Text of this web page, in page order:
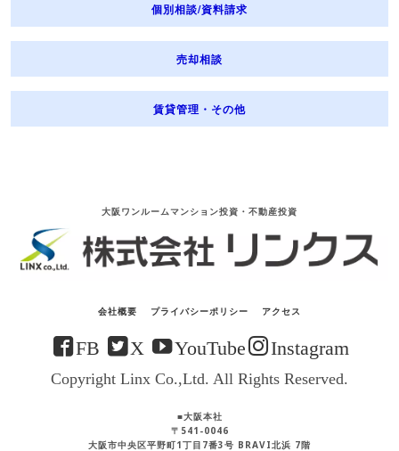
代表取締役 毛利英昭
株式会社リンクス
個別相談/資料請求
売却相談
賃貸管理・その他
大阪ワンルームマンション投資・不動産投資
会社概要 プライバシーポリシー アクセス
FB X YouTube Instagram
Copyright Linx Co.,Ltd. All Rights Reserved.
■大阪本社
〒541-0046
大阪市中央区平野町1丁目7番3号 BRAVI北浜 7階